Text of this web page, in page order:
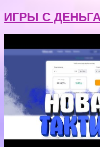
ИГРЫ С